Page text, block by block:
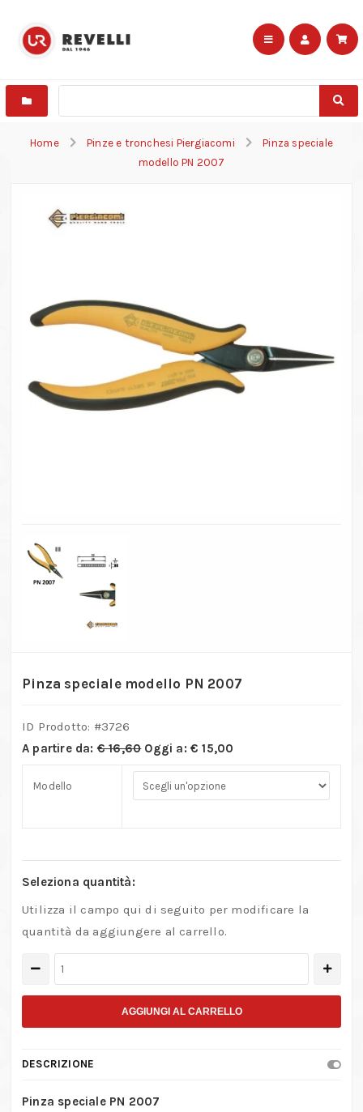
Home Pinze e tronchesi Piergiacomi
Pinza speciale
modello PN 2007
Pinza speciale modello PN 2007
ID Prodotto: #3726
A partire da:€16,60Oggi a:€ 15,00
Modello
Seleziona quantità:
Utilizza il campo qui di seguito per modificare la
quantità da aggiungere al carrello.
speciale
PN
quantità
AGGIUNGI AL CARRELLO
DESCRIZIONE
Pinza speciale PN 2007